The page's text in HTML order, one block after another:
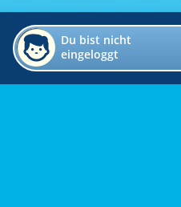
Du bist nicht
eingeloggt